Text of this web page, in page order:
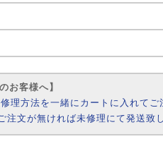
お客様へ】
理方法を一緒にカートに入れてご
文が無ければ未修理にて発送致し